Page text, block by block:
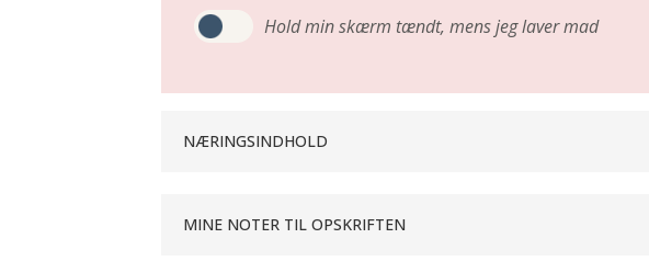
Hold min skærm tændt, mens jeg laver mad
NÆRINGSINDHOLD
MINE NOTER TIL OPSKRIFTEN